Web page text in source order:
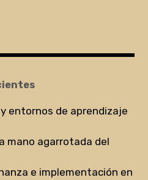
entornos de aprendizaje
mano agarrotada del
e implementación en